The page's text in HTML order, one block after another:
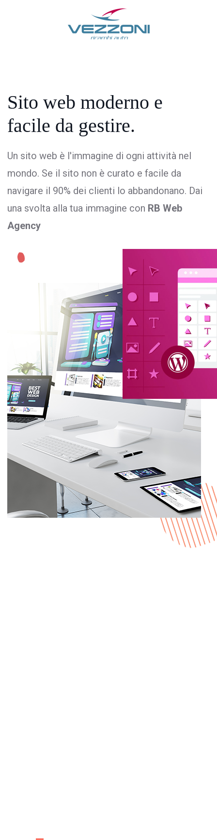
Sito web moderno e
facile da gestire.
Un sito web è l'immagine di ogni attività nel
mondo. Se il sito non è curato e facile da
navigare il 90% dei clienti lo abbandonano. Dai
una svolta alla tua immagine con RB Web
Agency